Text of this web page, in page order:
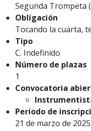
Segunda Trompeta
Obligación
Tocando la cuarta,
Tipo
C. Indefinido
Número de plazas
1
Convocatoria
Período de
21 de marzo de